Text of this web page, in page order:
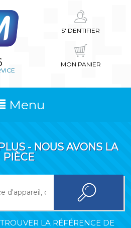
S'IDENTIFIER
MON PANIER
Menu
- NOUS AVONS LA
PIÈCE
LA RÉFÉRENCE DE